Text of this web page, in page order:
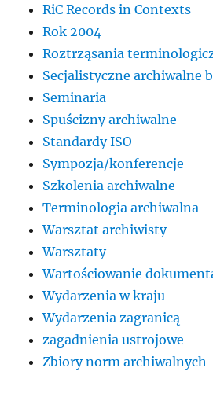
RiC Records in Contexts
Rok 2004
Roztrząsania
Secjalistyczne archiwalne
Seminaria
Spuścizny archiwalne
Standardy ISO
Sympozja/konferencje
Szkolenia archiwalne
Terminologia archiwalna
Warsztat archiwisty
Warsztaty
Wartościowanie
Wydarzenia w kraju
Wydarzenia zagranicą
zagadnienia ustrojowe
Zbiory norm archiwalnych